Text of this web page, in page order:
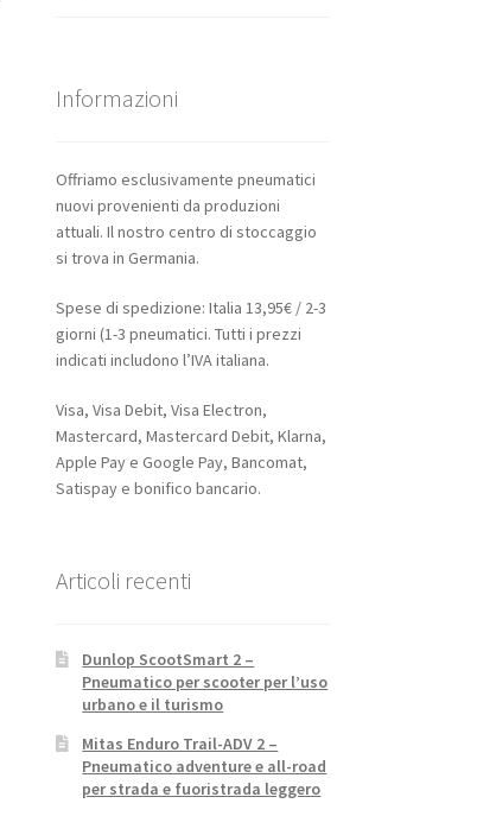
Informazioni
Offriamo esclusivamente pneumatici
nuovi provenienti da produzioni
attuali. Il nostro centro di stoccaggio
si trova in Germania.
Spese di spedizione: Italia 13,95€ / 2-3
giorni (1-3 pneumatici. Tutti i prezzi
indicati includono l’IVA italiana.
Visa, Visa Debit, Visa Electron,
Mastercard, Mastercard Debit, Klarna,
Apple Pay e Google Pay, Bancomat,
Satispay e bonifico bancario.
Articoli recenti
Dunlop ScootSmart 2 –
Pneumatico per scooter per l’uso
urbano e il turismo
Mitas Enduro Trail-ADV 2 –
Pneumatico adventure e all-road
per strada e fuoristrada leggero